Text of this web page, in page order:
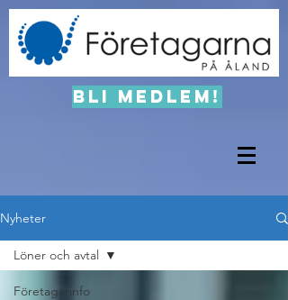
Bli medlem!
Nyheter
Företagarinfo
Löner och avtal